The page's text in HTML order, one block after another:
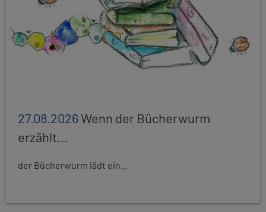
27.08.2026Wenn der Bücherwurm
erzählt...
der Bücherwurm lädt ein...